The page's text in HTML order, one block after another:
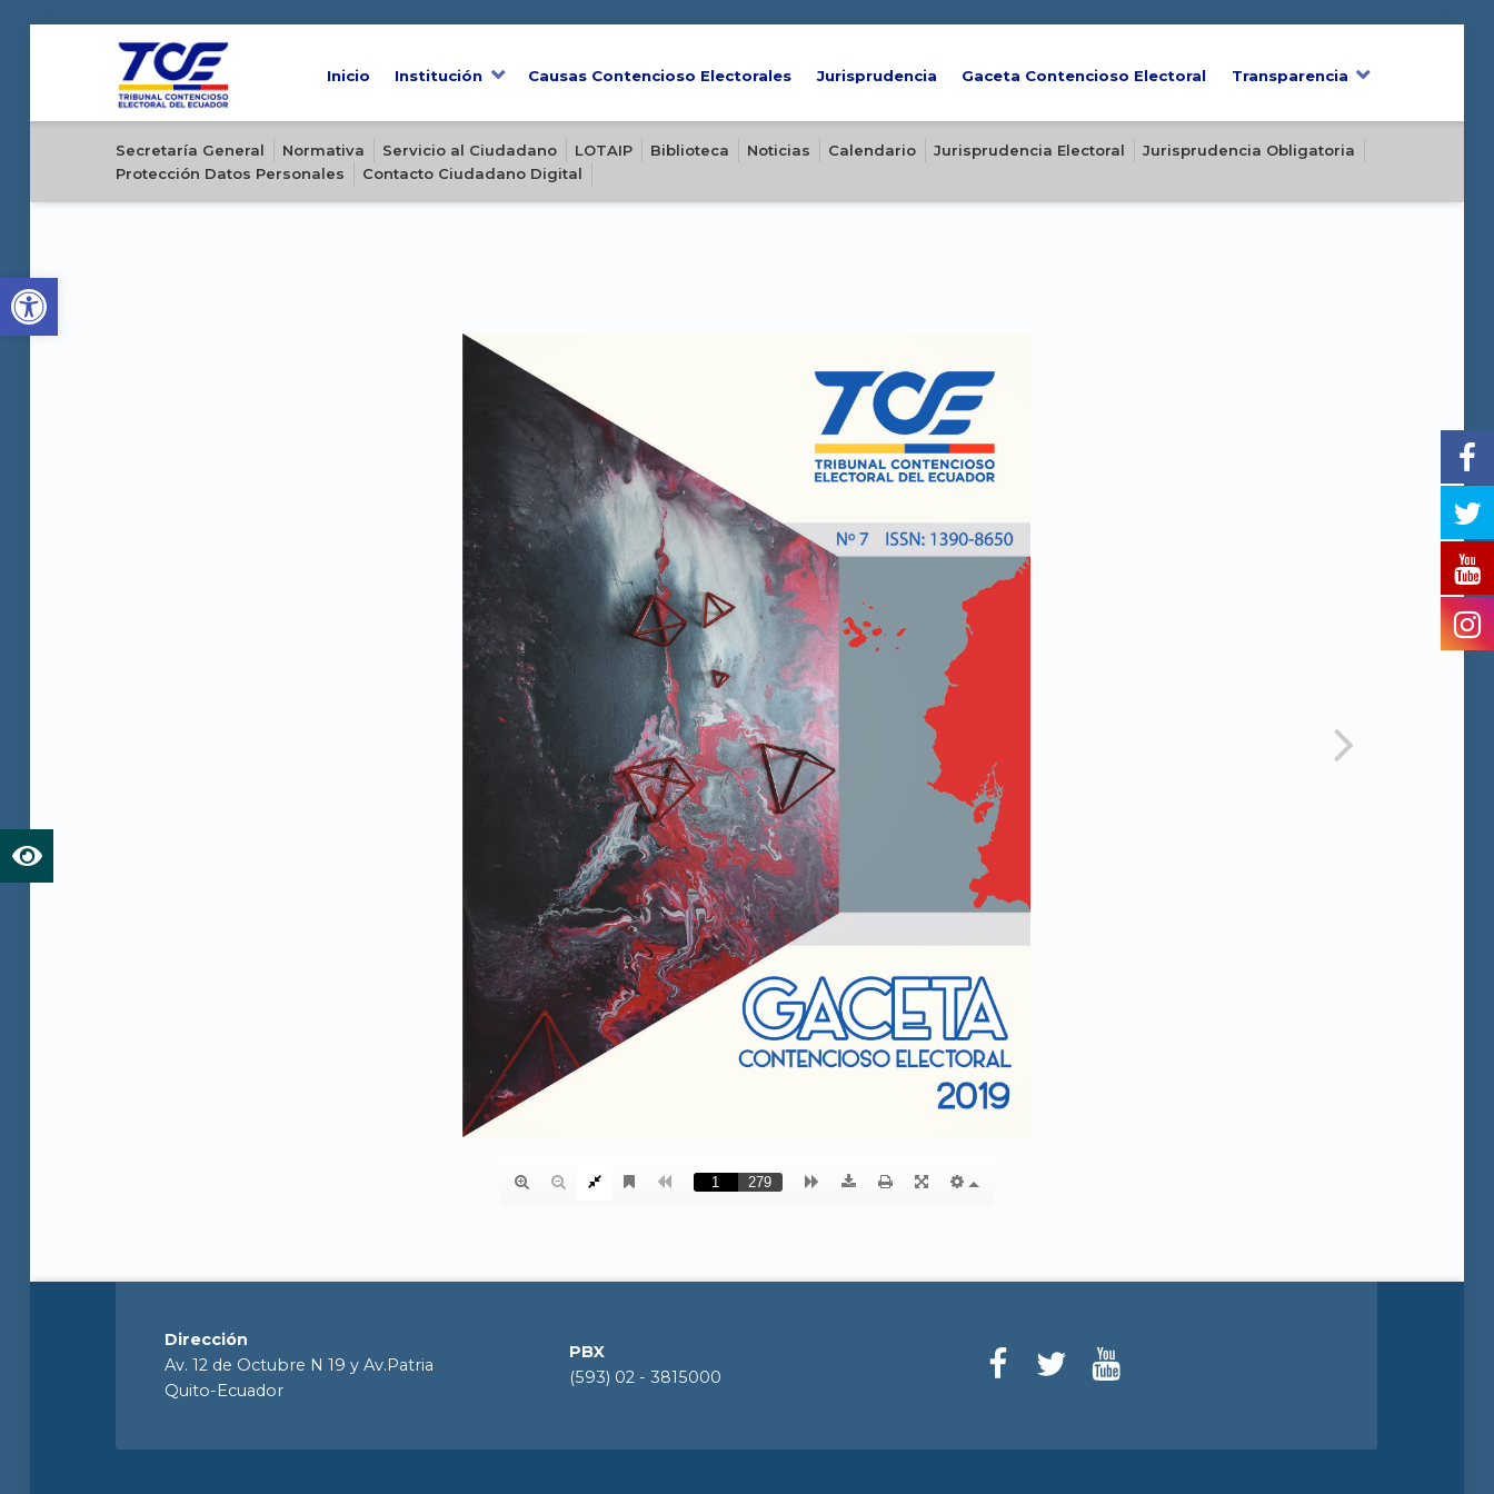
Open toolbar
Inicio Institución Causas Contencioso Electorales Jurisprudencia Gaceta Contencioso Electoral Transparencia
Secretaría General Normativa Servicio al Ciudadano LOTAIP Biblioteca Noticias Calendario Jurisprudencia Electoral
Jurisprudencia Obligatoria
Protección Datos Personales
Contacto Ciudadano Digital
Dirección
Av. 12 de Octubre N 19 y Av.Patria
Quito-Ecuador
PBX
(593) 02 - 3815000